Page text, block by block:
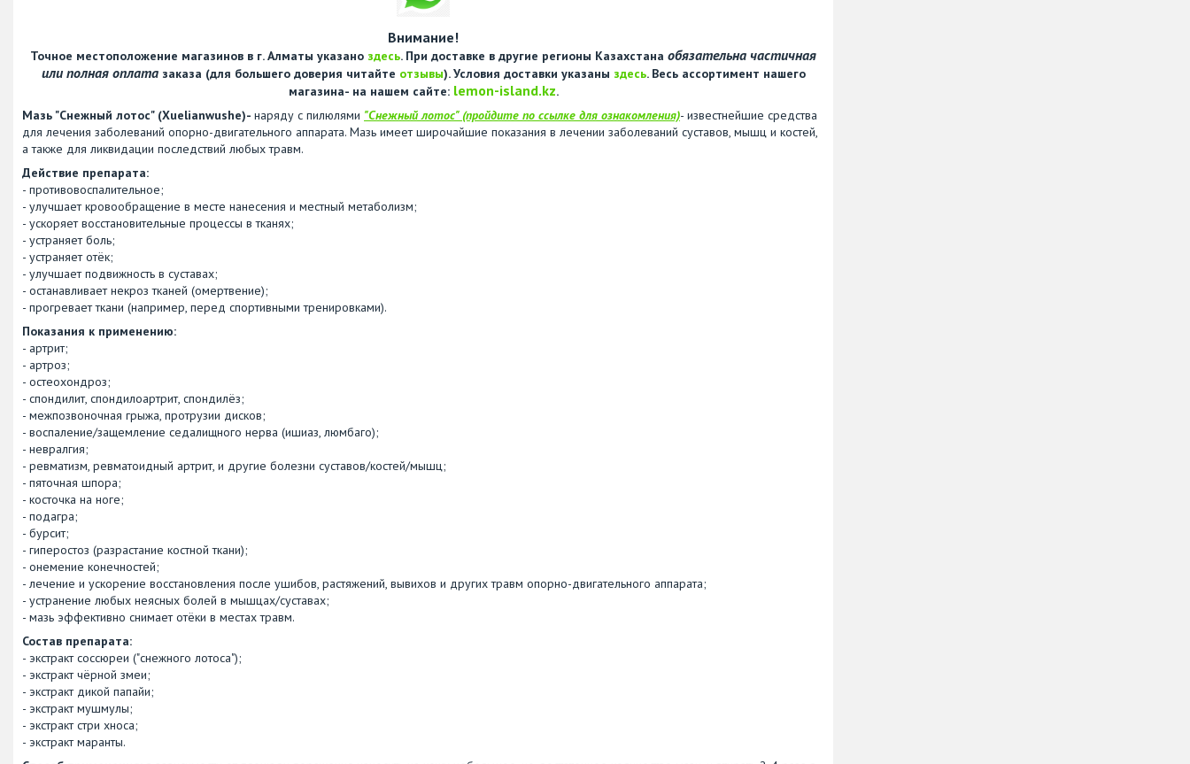
Внимание!
Точное местоположение магазинов в г. Алматы указано здесь. При доставке в другие регионы Казахстана обязательна частичная
или полная оплатазаказа (для большего доверия читайте отзывы). Условия доставки указаны здесь. Весь ассортимент нашего
магазина- на нашем сайте: lemon-island.kz.
Мазь "Снежный лотос" (Xuelianwushe)- наряду с пилюлями "Снежный лотос" (пройдите по ссылке для ознакомления)- известнейшие средства
для лечения заболеваний опорно-двигательного аппарата. Мазь имеет широчайшие показания в лечении заболеваний суставов, мышц и костей,
а также для ликвидации последствий любых травм.
Действие препарата:
- противовоспалительное;
- улучшает кровообращение в месте нанесения и местный метаболизм;
- ускоряет восстановительные процессы в тканях;
- устраняет боль;
- устраняет отёк;
- улучшает подвижность в суставах;
- останавливает некроз тканей (омертвение);
- прогревает ткани (например, перед спортивными тренировками).
Показания к применению:
- артрит;
- артроз;
- остеохондроз;
- спондилит, спондилоартрит, спондилёз;
- межпозвоночная грыжа, протрузии дисков;
- воспаление/защемление седалищного нерва (ишиаз, люмбаго);
- невралгия;
- ревматизм, ревматоидный артрит, и другие болезни суставов/костей/мышц;
- пяточная шпора;
- косточка на ноге;
- подагра;
- бурсит;
- гиперостоз (разрастание костной ткани);
- онемение конечностей;
- лечение и ускорение восстановления после ушибов, растяжений, вывихов и других травм опорно-двигательного аппарата;
- устранение любых неясных болей в мышцах/суставах;
- мазь эффективно снимает отёки в местах травм.
Состав препарата:
- экстракт соссюреи ("снежного лотоса");
- экстракт чёрной змеи;
- экстракт дикой папайи;
- экстракт мушмулы;
- экстракт стри хноса;
- экстракт маранты.